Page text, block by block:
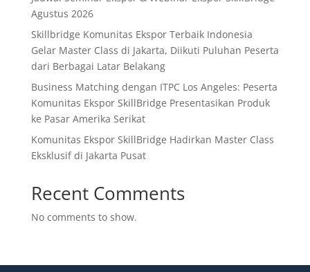
Agustus 2026
Skillbridge Komunitas Ekspor Terbaik Indonesia
Gelar Master Class di Jakarta, Diikuti Puluhan Peserta
dari Berbagai Latar Belakang
Business Matching dengan ITPC Los Angeles: Peserta
Komunitas Ekspor SkillBridge Presentasikan Produk
ke Pasar Amerika Serikat
Komunitas Ekspor SkillBridge Hadirkan Master Class
Eksklusif di Jakarta Pusat
Recent Comments
No comments to show.